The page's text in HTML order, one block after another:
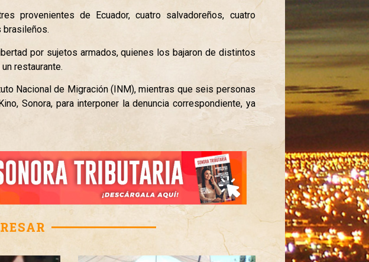
provenientes de Ecuador, cuatro salvadoreños, cuatro
brasileños.
por sujetos armados, quienes los bajaron de distintos
restaurante.
Nacional de Migración (INM), mientras que seis personas
Sonora, para interponer la denuncia correspondiente, ya